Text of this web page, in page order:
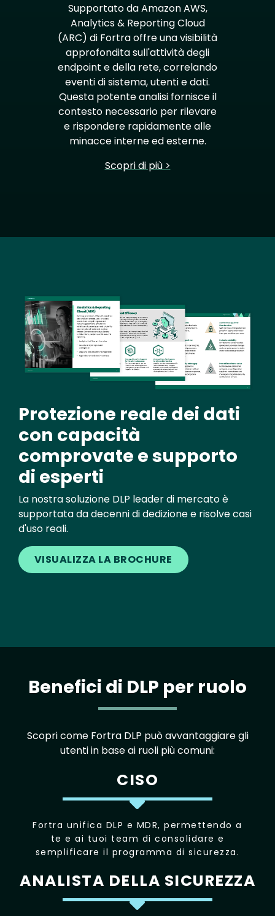
Supportato da Amazon AWS,
Analytics & Reporting Cloud
(ARC) di Fortra offre una visibilità
approfondita sull'attività degli
endpoint e della rete, correlando
eventi di sistema, utenti e dati.
Questa potente analisi fornisce il
contesto necessario per rilevare
e rispondere rapidamente alle
minacce interne ed esterne.
Scopri di più >
Image
Protezione reale dei dati
con capacità
comprovate e supporto
di esperti
La nostra soluzione DLP leader di mercato è
supportata da decenni di dedizione e risolve casi
d'uso reali.
VISUALIZZA LA BROCHURE
Benefici di DLP per ruolo
Scopri come Fortra DLP può avvantaggiare gli
utenti in base ai ruoli più comuni:
CISO
Fortra unifica DLP e MDR, permettendo a
te e ai tuoi team di consolidare e
semplificare il programma di sicurezza.
ANALISTA DELLA SICUREZZA